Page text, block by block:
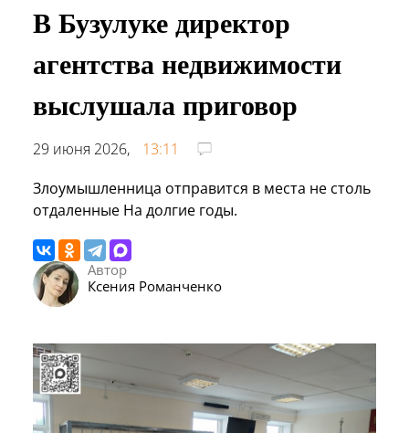
В Бузулуке директор
агентства недвижимости
выслушала приговор
29 июня 2026,
13:11
Злоумышленница отправится в места не столь
отдаленные На долгие годы.
Автор
Ксения Романченко